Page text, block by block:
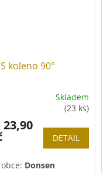
koleno 90°
Skladem
(23 ks)
23,90
DETAIL
Donsen